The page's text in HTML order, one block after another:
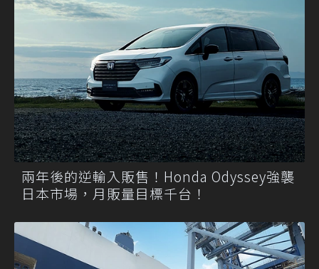
兩年後的逆輸入販售！Honda Odyssey強襲
日本市場，月販量目標千台！